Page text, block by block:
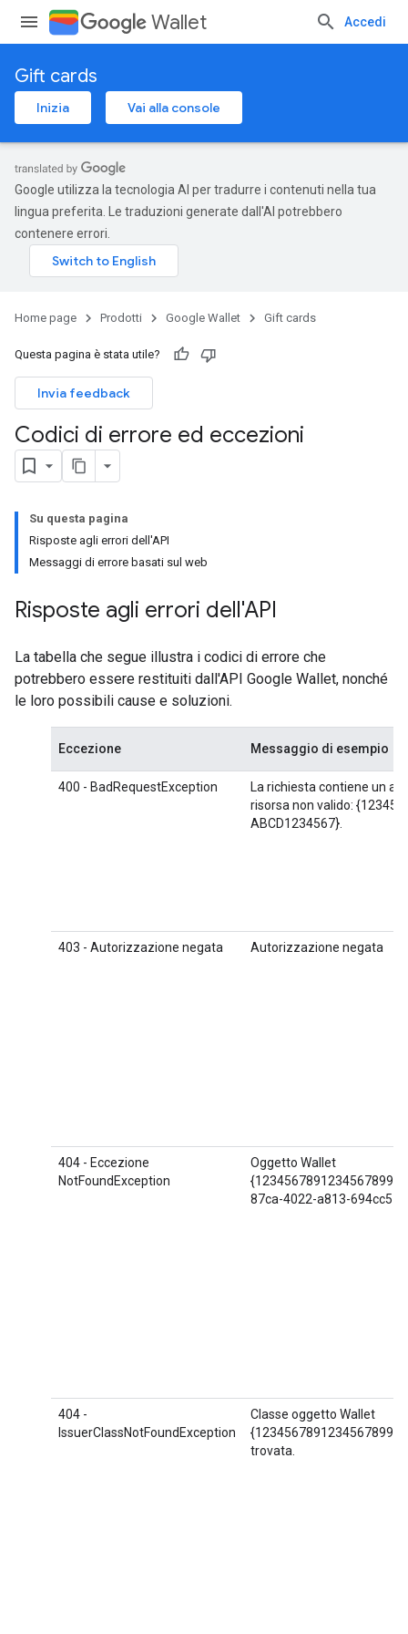
Wallet Accedi
Gift cards
Inizia Vai alla console
Google utilizza la tecnologia AI per tradurre i contenuti nella tua
lingua preferita. Le traduzioni generate dall'AI potrebbero
contenere errori.
Home page Prodotti Google Wallet Gift cards
Questa pagina è stata utile?
Invia feedback
Codici di errore ed eccezioni
Su questa pagina
Risposte agli errori dell'API
Messaggi di errore basati sul web
Risposte agli errori dell'API
La tabella che segue illustra i codici di errore che
potrebbero essere restituiti dall'API Google Wallet, nonché
le loro possibili cause e soluzioni.
Eccezione Messaggio di esempio
400 - BadRequestException
La richiesta contiene un
risorsa non valido:
ABCD1234567}.
403 - Autorizzazione negata Autorizzazione negata
404 - Eccezione
NotFoundException
Oggetto Wallet
87ca-4022-a813-
404 -
IssuerClassNotFoundException
Classe oggetto Wallet
trovata.